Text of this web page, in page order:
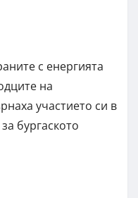
с енергията
на
участието си в
бургаското